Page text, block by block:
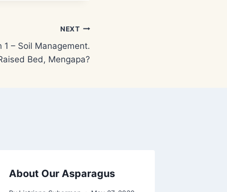
NEXT
1 – Soil Management.
Bed, Mengapa?
About Our Asparagus